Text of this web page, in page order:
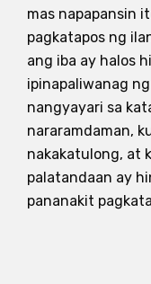
mas napapansin
pagkatapos ng
ang iba ay halos
ipinapaliwanag
nangyayari sa
nararamdaman,
nakakatulong, at
palatandaan ay
pananakit